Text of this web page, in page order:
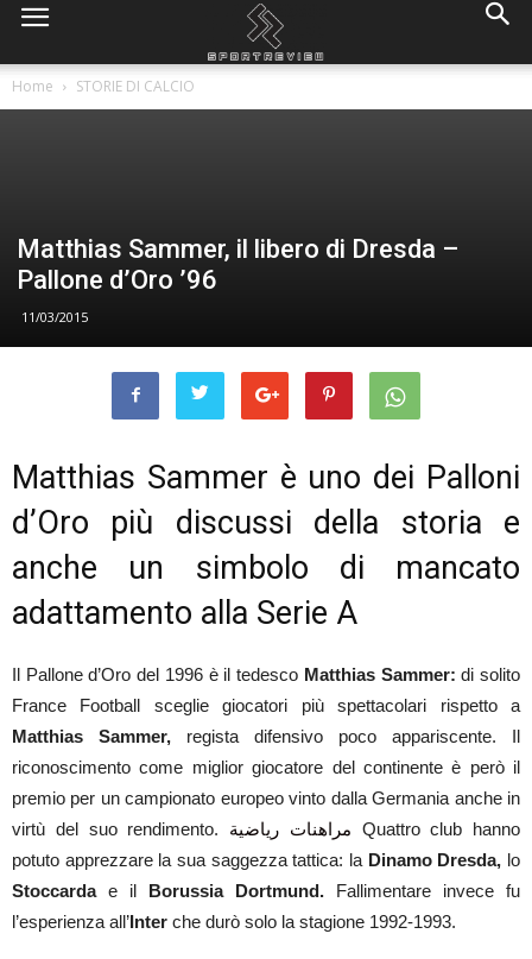
Home STORIE DI CALCIO
Matthias Sammer, il libero di Dresda –
Pallone d’Oro ’96
11/03/2015
Matthias Sammer è uno dei Palloni
d’Oro più discussi della storia e
anche un simbolo di mancato
adattamento alla Serie A
Il Pallone d’Oro del 1996 è il tedesco Matthias Sammer: di solito
France Football sceglie giocatori più spettacolari rispetto a
Matthias Sammer, regista difensivo poco appariscente. Il
riconoscimento come miglior giocatore del continente è però il
premio per un campionato europeo vinto dalla Germania anche in
virtù del suo rendimento. مراهنات رياضية Quattro club hanno
potuto apprezzare la sua saggezza tattica: la Dinamo Dresda, lo
Stoccarda e il Borussia Dortmund. Fallimentare invece fu
l’esperienza all’Inter che durò solo la stagione 1992-1993.